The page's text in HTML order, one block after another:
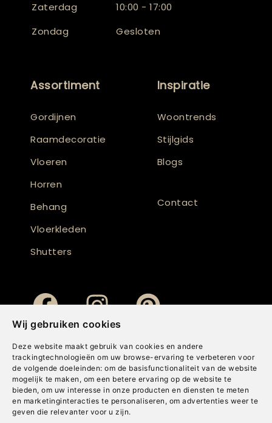
Wij gebruiken cookies
Deze website maakt gebruik van cookies en andere
trackingtechnologieën om uw browse-ervaring te verbeteren voor
de volgende doeleinden: om de basisfunctionaliteit van de website
mogelijk te maken , om een betere ervaring op de website te
bieden, om uw interesse in onze producten en diensten te meten
en marketinginteracties te personaliseren , om advertenties weer te
geven die relevanter voor u zijn.
Zaterdag
10:00 - 17:00
Zondag
Gesloten
Assortiment
Gordijnen
Raamdecoratie
Vloeren
Horren
Behang
Vloerkleden
Shutters
Inspiratie
Woontrends
Stijlgids
Blogs
Contact